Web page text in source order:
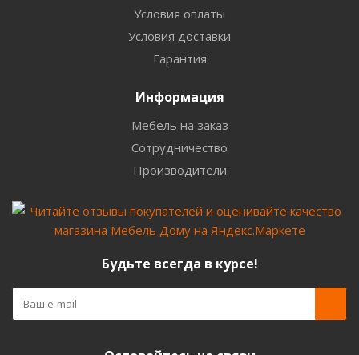
Условия оплаты
Условия доставки
Гарантия
Информация
Мебель на заказ
Сотрудничество
Производители
Будьте всегда в курсе!